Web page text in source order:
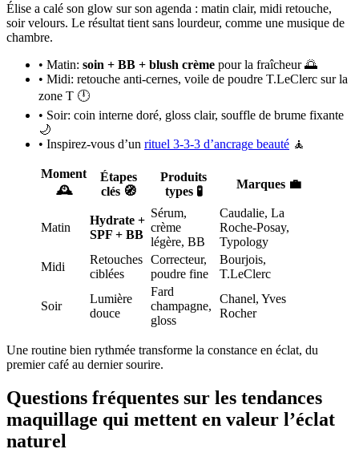
Élise a calé son glow sur son agenda : matin clair, midi retouche,
soir velours. Le résultat tient sans lourdeur, comme une musique de
chambre.
• Matin: soin + BB + blush crème pour la fraîcheur 🌅
• Midi: retouche anti-cernes, voile de poudre T.LeClerc sur la
zone T 🕛
• Soir: coin interne doré, gloss clair, souffle de brume fixante
🌙
• Inspirez-vous d’un rituel 3-3-3 d’ancrage beauté 🧘
Moment
🕰️
Étapes
clés 🧭
Produits
types 🧪
Marques 💼
Matin
Hydrate +
SPF + BB
Sérum,
crème
légère, BB
Caudalie, La
Roche-Posay,
Typology
Midi
Retouches
ciblées
Correcteur,
poudre fine
Bourjois,
T.LeClerc
Soir
Lumière
douce
Fard
champagne,
gloss
Chanel, Yves
Rocher
Une routine bien rythmée transforme la constance en éclat, du
premier café au dernier sourire.
Questions fréquentes sur les tendances
maquillage qui mettent en valeur l’éclat
naturel